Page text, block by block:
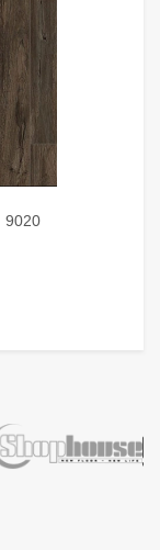
làm cho
khu rừng gỗ
sứ lạnh.
đem lại cho
văn
lạng, yên bình
9020